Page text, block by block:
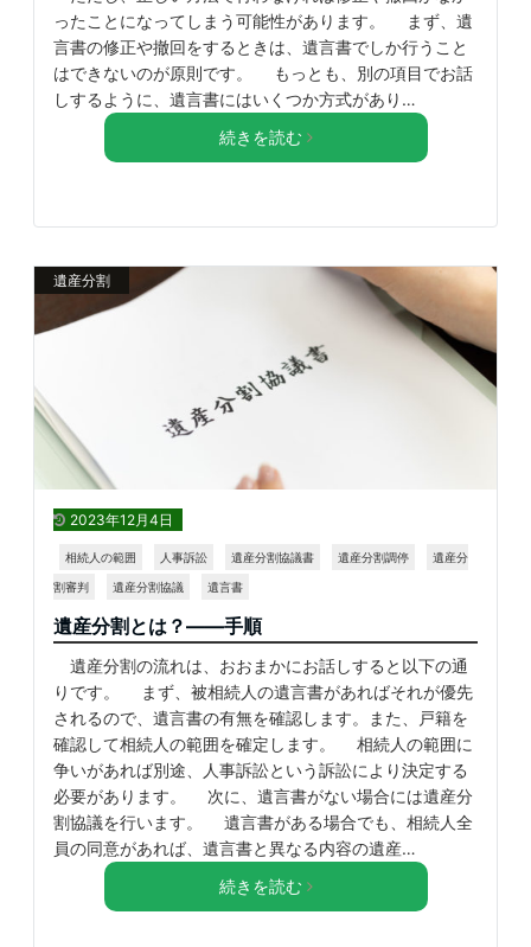
ったことになってしまう可能性があります。 まず、遺
言書の修正や撤回をするときは、遺言書でしか行うこと
はできないのが原則です。 もっとも、別の項目でお話
しするように、遺言書にはいくつか方式があり…
続きを読む
遺産分割
2023年12月4日
相続人の範囲 人事訴訟 遺産分割協議書 遺産分割調停 遺産分
割審判 遺産分割協議 遺言書
遺産分割とは？――手順
遺産分割の流れは、おおまかにお話しすると以下の通
りです。 まず、被相続人の遺言書があればそれが優先
されるので、遺言書の有無を確認します。また、戸籍を
確認して相続人の範囲を確定します。 相続人の範囲に
争いがあれば別途、人事訴訟という訴訟により決定する
必要があります。 次に、遺言書がない場合には遺産分
割協議を行います。 遺言書がある場合でも、相続人全
員の同意があれば、遺言書と異なる内容の遺産…
続きを読む